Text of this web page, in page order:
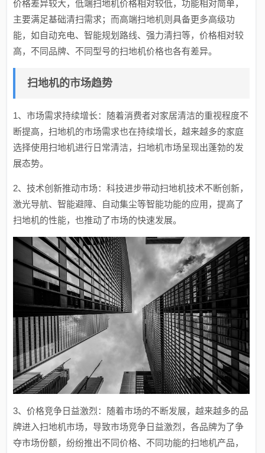
价格差异较大，低端扫地机价格相对较低，功能相对简单，
主要满足基础清扫需求；而高端扫地机则具备更多高级功
能，如自动充电、智能规划路线、强力清扫等，价格相对较
高，不同品牌、不同型号的扫地机价格也各有差异。
扫地机的市场趋势
1、市场需求持续增长：随着消费者对家居清洁的重视程度不
断提高，扫地机的市场需求也在持续增长，越来越多的家庭
选择使用扫地机进行日常清洁，扫地机市场呈现出蓬勃的发
展态势。
2、技术创新推动市场：科技进步带动扫地机技术不断创新，
激光导航、智能避障、自动集尘等智能功能的应用，提高了
扫地机的性能，也推动了市场的快速发展。
3、价格竞争日益激烈：随着市场的不断发展，越来越多的品
牌进入扫地机市场，导致市场竞争日益激烈，各品牌为了争
夺市场份额，纷纷推出不同价格、不同功能的扫地机产品，